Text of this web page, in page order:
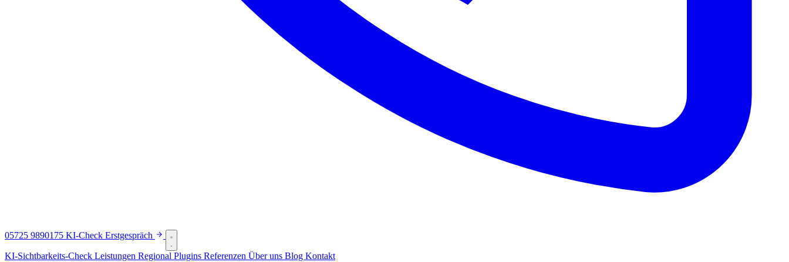
05725 9890175 KI-Check Erstgespräch
KI-Sichtbarkeits-Check Leistungen Regional Plugins Referenzen Über uns Blog Kontakt